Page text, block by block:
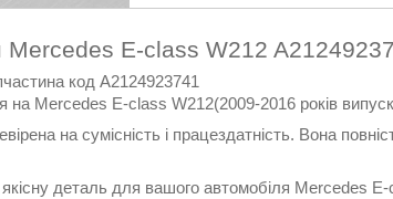
E-class W212
код A2124923741
на Mercedes E-class W212(2009-2016 років
на сумісність і працездатність. Вона
деталь для вашого автомобіля Mercedes